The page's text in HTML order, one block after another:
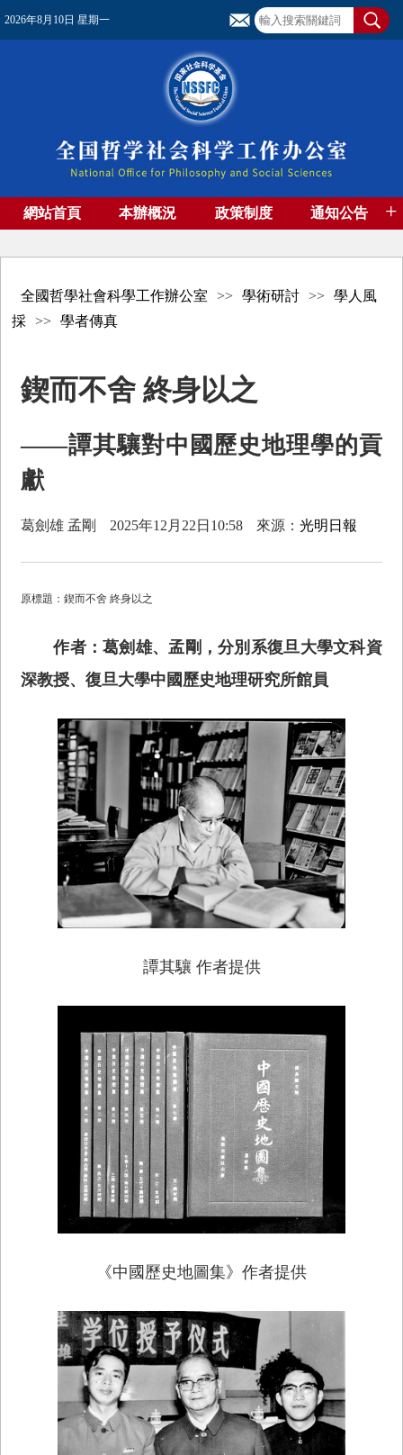
2026年8月10日 星期一
網站首頁 本辦概況 政策制度 通知公告 +
全國哲學社會科學工作辦公室 >> 學術研討 >>
學人風
採
>> 學者傳真
鍥而不舍 終身以之
——譚其驤對中國歷史地理學的貢
獻
葛劍雄 孟剛 2025年12月22日10:58 來源：光明日報
原標題：鍥而不舍 終身以之
作者：葛劍雄、孟剛，分別系復旦大學文科資
深教授、復旦大學中國歷史地理研究所館員
譚其驤 作者提供
《中國歷史地圖集》作者提供